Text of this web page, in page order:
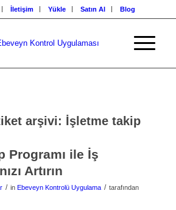
İletişim Yükle Satın Al Blog
arşivi: İşletme takip
Programı ile İş
Artırın
/ in Ebeveyn Kontrolü Uygulama / tarafından